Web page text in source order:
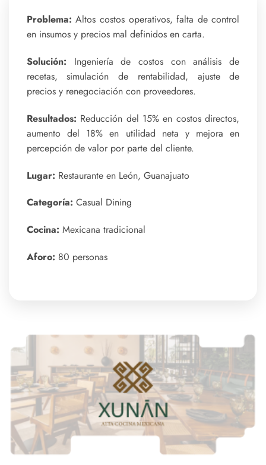
Problema: Altos costos operativos, falta de control
en insumos y precios mal definidos en carta.
Solución: Ingeniería de costos con análisis de
recetas, simulación de rentabilidad, ajuste de
precios y renegociación con proveedores.
Resultados: Reducción del 15% en costos directos,
aumento del 18% en utilidad neta y mejora en
percepción de valor por parte del cliente.
Lugar: Restaurante en León, Guanajuato
Categoría: Casual Dining
Cocina: Mexicana tradicional
Aforo: 80 personas